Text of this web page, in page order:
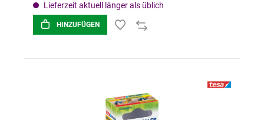
Lieferzeit aktuell länger als üblich
HINZUFÜGEN